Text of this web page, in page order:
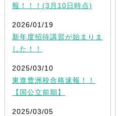
報！！！(3月10日時点)
2026/01/19
新年度招待講習が始まりま
した！！
2025/03/10
東進豊洲校合格速報！！
【国公立前期】
2025/03/05